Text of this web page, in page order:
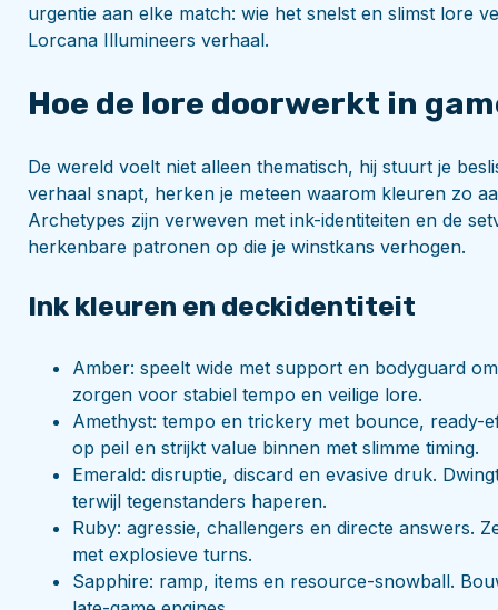
urgentie aan elke match: wie het snelst en slimst lore
Lorcana Illumineers verhaal.
Hoe de lore doorwerkt in
De wereld voelt niet alleen thematisch, hij stuurt je
verhaal snapt, herken je meteen waarom kleuren zo
Archetypes zijn verweven met ink-identiteiten en de
herkenbare patronen op die je winstkans verhogen.
Ink kleuren en deckidentiteit
Amber: speelt wide met support en bodyguard
zorgen voor stabiel tempo en veilige lore.
Amethyst: tempo en trickery met bounce, ready-
op peil en strijkt value binnen met slimme timing.
Emerald: disruptie, discard en evasive druk.
terwijl tegenstanders haperen.
Ruby: agressie, challengers en directe answers.
met explosieve turns.
Sapphire: ramp, items en resource-snowball.